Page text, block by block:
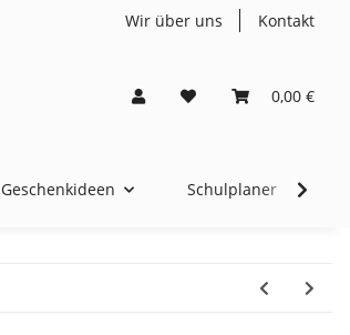
Wir über uns Kontakt
0,00 €
Geschenkideen Schulplaner